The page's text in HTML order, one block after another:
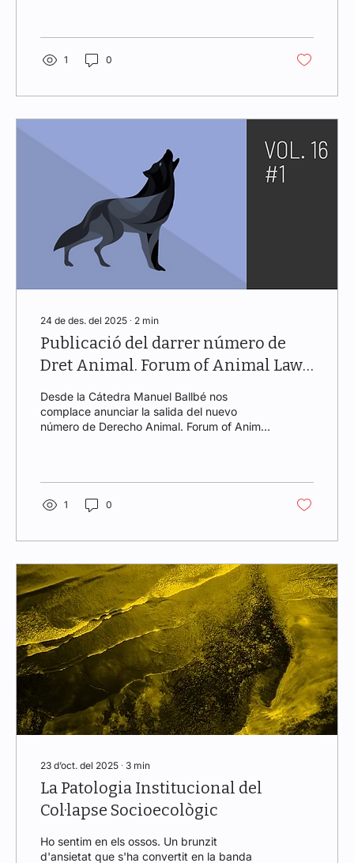
al 6 de març, representants de 128 Estats,
organitzacions internacionals i experts
independents han reprès les negociacions
sobre sistemes d’armes basats en
1 0
24 de des. del 2025 ∙ 2 min
Publicació del darrer número de
Dret Animal. Forum of Animal Law
Studies (Vol. 16, Núm. 1, 2025)
Desde la Cátedra Manuel Ballbé nos
complace anunciar la salida del nuevo
número de Derecho Animal. Forum of Animal
con un Derecho Animal riguroso,
interdisciplinar y con impacto social.
https://revistes.uab.cat/da/index
1 0
23 d’oct. del 2025 ∙ 3 min
La Patologia Institucional del
Col·lapse Socioecològic
Ho sentim en els ossos. Un brunzit
d'ansietat que s'ha convertit en la banda